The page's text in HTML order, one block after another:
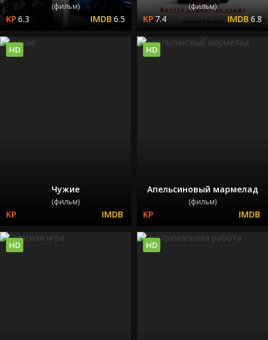
(фильм)
6.3 6.5
(фильм)
7.4 6.8
Чужие
(фильм)
HD
Апельсиновый мармелад
(фильм)
HD
HD HD